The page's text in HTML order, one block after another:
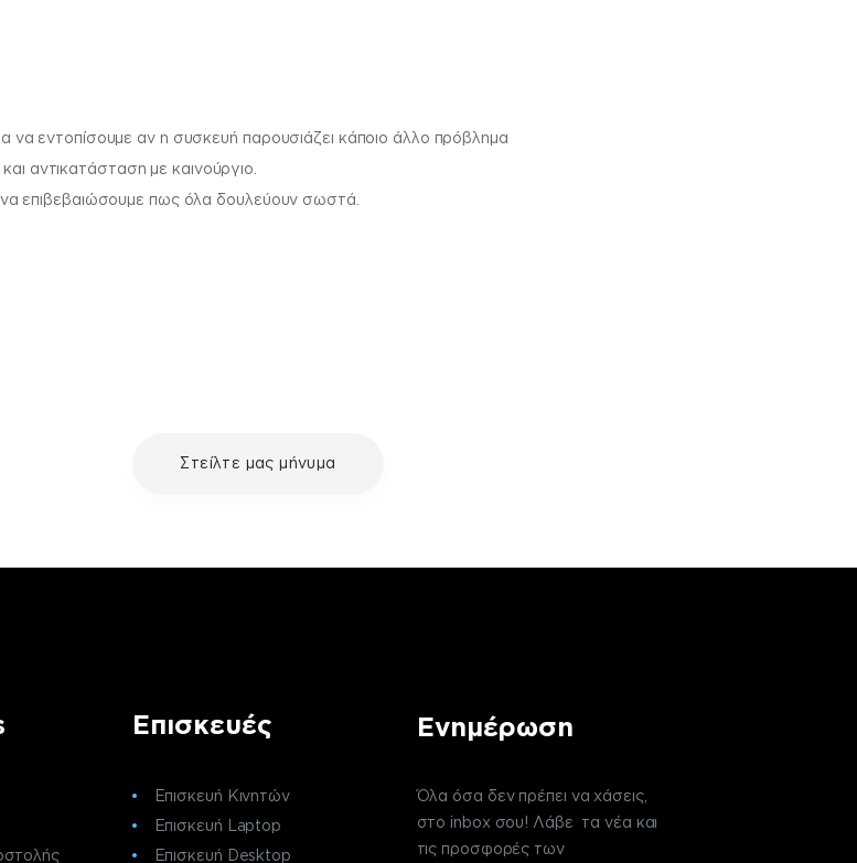
να εντοπίσουμε αν η συσκευή παρουσιάζει κάποιο άλλο πρόβλημα
αντικατάσταση με καινούργιο.
επιβεβαιώσουμε πως όλα δουλεύουν σωστά.
Στείλτε μας μήνυμα
Επισκευές
Επισκευή Κινητών
Επισκευή Laptop
Επισκευή Desktop
Ενημέρωση
Όλα όσα δεν πρέπει να χάσεις,
στο inbox σου! Λάβε τα νέα και
τις προσφορές των